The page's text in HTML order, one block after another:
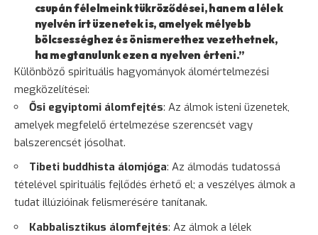
csupán félelmeink tükröződései, hanem a lélek
nyelvén írt üzenetek is, amelyek mélyebb
bölcsességhez és önismerethez vezethetnek,
ha megtanulunk ezen a nyelven érteni.”
Különböző spirituális hagyományok álomértelmezési
megközelítései:
Ősi egyiptomi álomfejtés: Az álmok isteni üzenetek,
amelyek megfelelő értelmezése szerencsét vagy
balszerencsét jósolhat.
Tibeti buddhista álomjóga: Az álmodás tudatossá
tételével spirituális fejlődés érhető el; a veszélyes álmok a
tudat illúzióinak felismerésére tanítanak.
Kabbalisztikus álomfejtés: Az álmok a lélek